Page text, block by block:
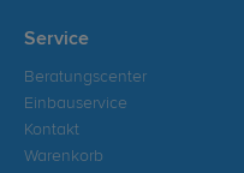
Service
Beratungscenter
Einbauservice
Kontakt
Warenkorb